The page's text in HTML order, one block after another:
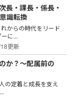
長・課長・係長・
識転換
からの時代をリード
に...
更新
か？～配属前の
の定着と成長を支え